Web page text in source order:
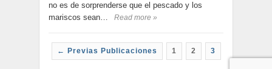
no es de sorprenderse que el pescado y los
mariscos sean…
Read more »
← Previas Publicaciones 1 2 3